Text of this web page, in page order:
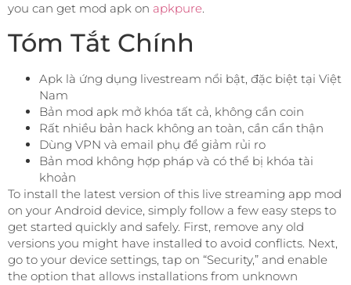
you can get mod apk on apkpure.
Tóm Tắt Chính
Apk là ứng dụng livestream nổi bật, đặc biệt tại Việt
Nam
Bản mod apk mở khóa tất cả, không cần coin
Rất nhiều bản hack không an toàn, cần cẩn thận
Dùng VPN và email phụ để giảm rủi ro
Bản mod không hợp pháp và có thể bị khóa tài
khoản
To install the latest version of this live streaming app mod
on your Android device, simply follow a few easy steps to
get started quickly and safely. First, remove any old
versions you might have installed to avoid conflicts. Next,
go to your device settings, tap on “Security,” and enable
the option that allows installations from unknown